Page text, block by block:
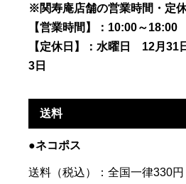
※関寿庵店舗の営業時間・定
【営業時間】：10:00～18:00
【定休日】：水曜日 12月31
3日
送料
●ネコポス
送料（税込）：全国一律330